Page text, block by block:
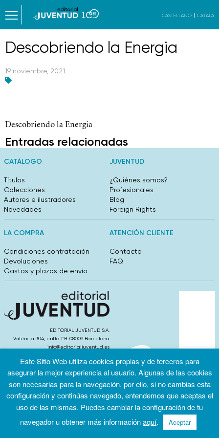
CASTELLANO CATALÀ
Descobriendo la Energia
19 noviembre, 2021
Descobriendo la Energia
Entradas relacionadas
CATÁLOGO
Títulos
Colecciones
Autores e ilustradores
Novedades
JUVENTUD
¿Quiénes somos?
Profesionales
Blog
Foreign Rights
LA COMPRA
Condiciones contratación
Devoluciones
Gastos y plazos de envío
ATENCIÓN CLIENTE
Contacto
FAQ
EDITORIAL JUVENTUD S.A.
València 304, entlo 1ºB. 08009 Barcelona
info@editorialjuventud.es
Condiciones
Política de
Política de
Este Sitio Web utiliza cookies propias y de terceros para
asegurar la mejor experiencia al usuario. Algunas de las cookies
son necesarias para la navegación, por ello, si no cambias esta
configuración y continúas navegado, entendemos que aceptas el
uso de las mismas. Puedes cambiar la configuración de tu
navegador u obtener más informaciónaquí. Aceptar